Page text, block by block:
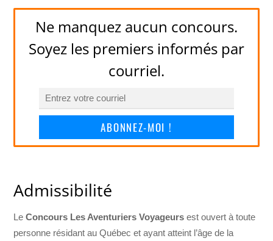
Ne manquez aucun concours.
Soyez les premiers informés par
courriel.
ABONNEZ-MOI !
Admissibilité
LeConcours Les Aventuriers Voyageurs est ouvert à toute
personne résidant au Québec et ayant atteint l’âge de la